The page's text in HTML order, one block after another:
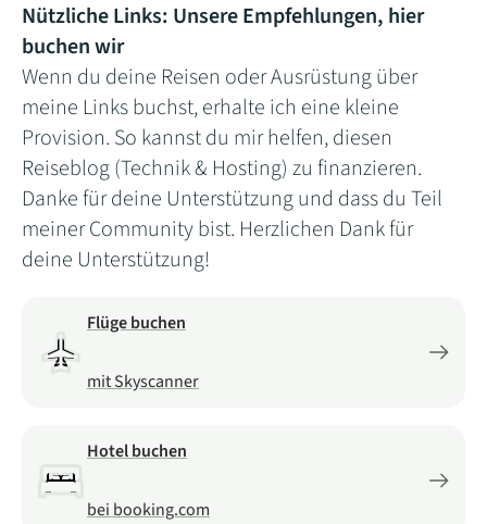
Nützliche Links: Unsere Empfehlungen, hier
buchen wir
Wenn du deine Reisen oder Ausrüstung über
meine Links buchst, erhalte ich eine kleine
Provision. So kannst du mir helfen, diesen
Reiseblog (Technik & Hosting) zu finanzieren.
Danke für deine Unterstützung und dass du Teil
meiner Community bist. Herzlichen Dank für
deine Unterstützung!
Flüge buchen
mit Skyscanner
Hotel buchen
bei booking.com